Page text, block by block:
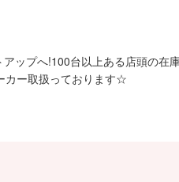
ップへ!100台以上ある店頭の在
カー取扱っております☆